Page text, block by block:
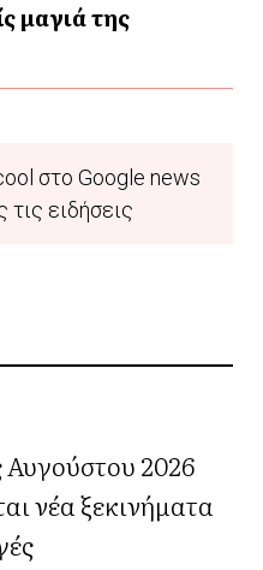
μαγιά της
στο Google news
ειδήσεις
Αυγούστου 2026
νέα ξεκινήματα